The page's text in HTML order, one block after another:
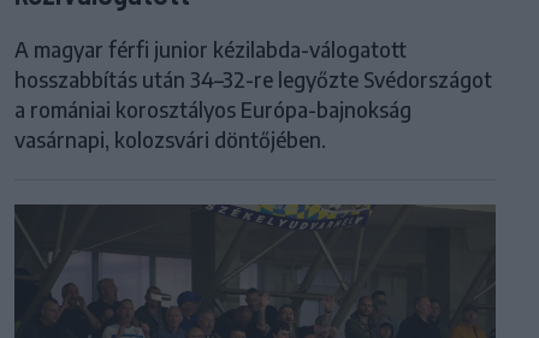
A magyar férfi junior kézilabda-válogatott
hosszabbítás után 34–32-re legyőzte Svédországot
a romániai korosztályos Európa-bajnokság
vasárnapi, kolozsvári döntőjében.